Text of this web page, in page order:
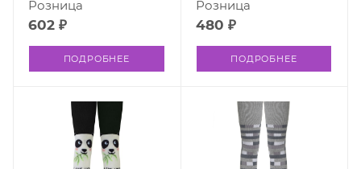
602 ₽
Розница
ПОДРОБНЕЕ
480 ₽
Розница
ПОДРОБНЕЕ